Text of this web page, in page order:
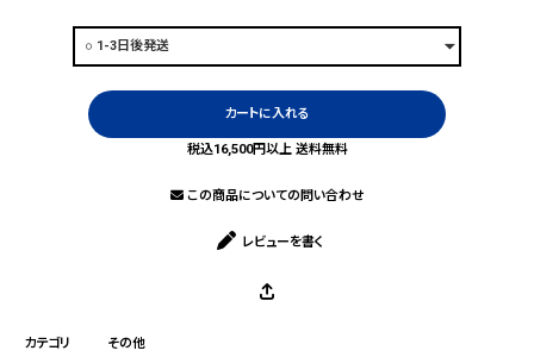
カートに入れる
税込16,500円以上 送料無料
この商品についての問い合わせ
レビューを書く
その他